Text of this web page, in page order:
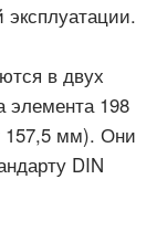
эксплуатации.
в двух
элемента 198
157,5 мм). Они
DIN